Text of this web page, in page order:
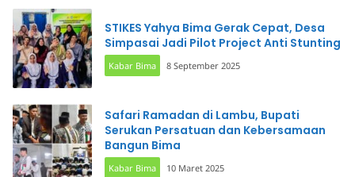
STIKES Yahya Bima Gerak Cepat, Desa
Simpasai Jadi Pilot Project Anti Stunting
Kabar Bima 8 September 2025
Safari Ramadan di Lambu, Bupati
Serukan Persatuan dan Kebersamaan
Bangun Bima
Kabar Bima 10 Maret 2025